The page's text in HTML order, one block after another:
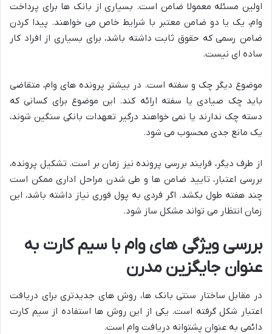
اولین مسئله معمولا ضامن است. بسیاری از بانک ها برای پرداخت
وام، یک یا دو ضامن معتبر با شرایط خاص می خواهند. پیدا کردن
ضامن رسمی که حقوق ثابت داشته باشد، برای بسیاری از افراد کار
ساده ای نیست.
موضوع دیگر چک و سفته است. در بیشتر پرونده های وام، متقاضی
باید چک صیادی یا سفته ارائه کند. این موضوع برای کسانی که
دسته چک ندارند یا نمی خواهند درگیر تعهدات بانکی سنگین شوند،
یک مانع جدی محسوب می شود.
از طرف دیگر، فرایند بررسی پرونده نیز زمان بر است. تشکیل پرونده،
بررسی اعتبار، تایید ضامن ها و طی شدن مراحل اداری ممکن است
چند هفته طول بکشد. اگر فردی به پول فوری نیاز داشته باشد، این
زمان انتظار می تواند مشکل ساز شود.
بررسی ویژگی های وام با سیم کارت به
عنوان جایگزین مدرن
در مقابل ساختار سنتی بانک ها، روش های جدیدتری برای دریافت
اعتبار شکل گرفته است. یکی از این روش ها استفاده از سیم کارت
دائمی به عنوان پشتوانه دریافت وام است.